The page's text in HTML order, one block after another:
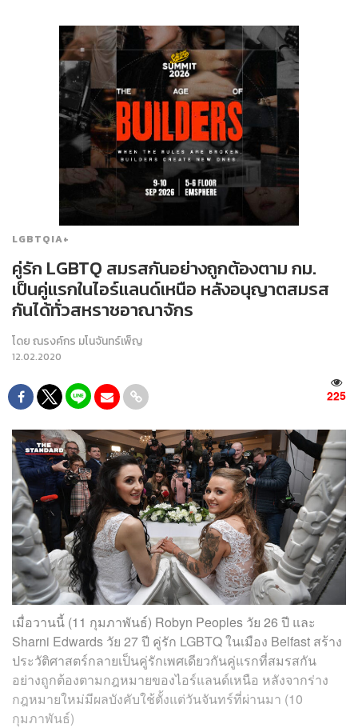
LGBTQIA+
คู่รัก LGBTQ สมรสกันอย่างถูกต้องตาม กม.
เป็นคู่แรกในไอร์แลนด์เหนือ หลังอนุญาตสมรส
กันได้ทั่วสหราชอาณาจักร
โดยณรงค์กร มโนจันทร์เพ็ญ
12.02.2020
225
เมื่อวานนี้ (11 กุมภาพันธ์) Robyn Peoples วัย 26 ปี และ
Sharni Edwards วัย 27 ปี คู่รัก LGBTQ ในเมือง Belfast สร้าง
ประวัติศาสตร์กลายเป็นคู่รักเพศเดียวกันคู่แรกที่สมรสกัน
อย่างถูกต้องตามกฎหมายของไอร์แลนด์เหนือ หลังจากร่าง
กฎหมายใหม่มีผลบังคับใช้ตั้งแต่วันจันทร์ที่ผ่านมา (10
กุมภาพันธ์)